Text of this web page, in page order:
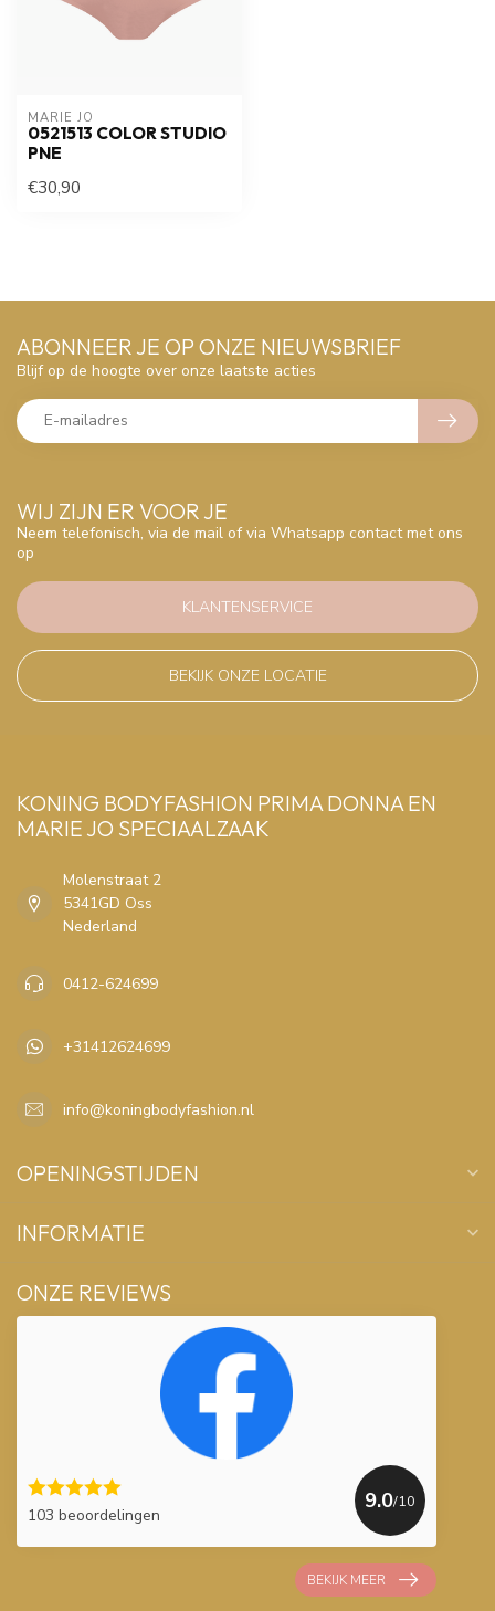
MARIE JO
0521513 COLOR STUDIO
PNE
€30,90
WIJ ZIJN ER VOOR JE
Neem telefonisch, via de mail of via Whatsapp contact met ons
op
KLANTENSERVICE
BEKIJK ONZE LOCATIE
ABONNEER JE OP ONZE NIEUWSBRIEF
Blijf op de hoogte over onze laatste acties
KONING BODYFASHION PRIMA DONNA EN
MARIE JO SPECIAALZAAK
Molenstraat 2
5341GD Oss
Nederland
0412-624699
+31412624699
info@koningbodyfashion.nl
OPENINGSTIJDEN
INFORMATIE
ONZE REVIEWS
103 beoordelingen
9.0/10
BEKIJK MEER